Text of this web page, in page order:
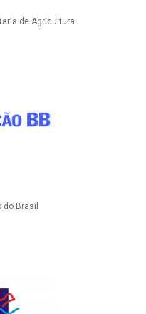
de Agricultura
do Brasil